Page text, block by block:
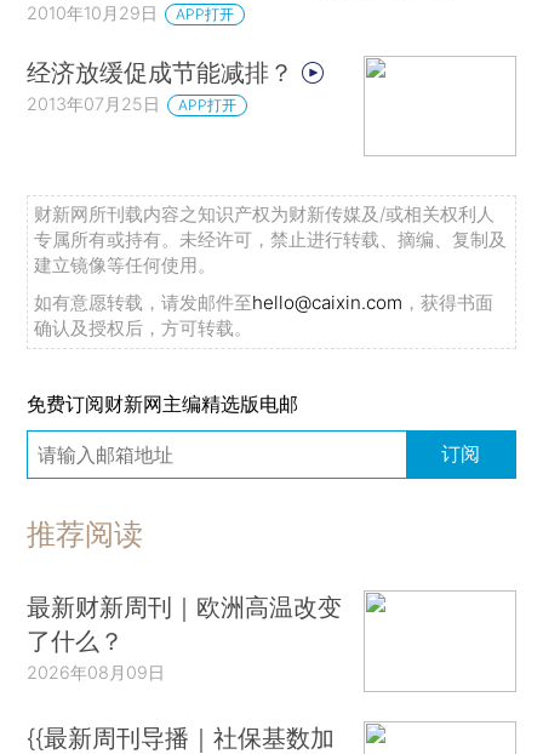
2010年10月29日 APP打开
经济放缓促成节能减排？
2013年07月25日 APP打开
财新网所刊载内容之知识产权为财新传媒及/或相关权利人
专属所有或持有。未经许可，禁止进行转载、摘编、复制及
建立镜像等任何使用。
如有意愿转载，请发邮件至hello@caixin.com ，获得书面
确认及授权后，方可转载。
免费订阅财新网主编精选版电邮
订阅
推荐阅读
最新财新周刊｜欧洲高温改变
了什么？
2026年08月09日
{{最新周刊导播｜社保基数加